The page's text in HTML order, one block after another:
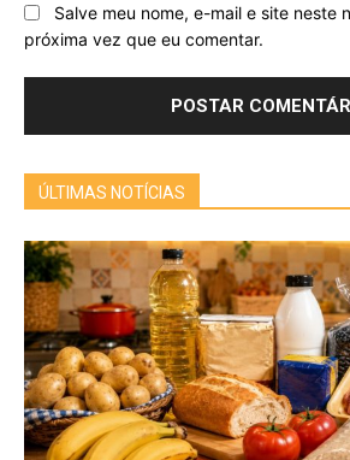
Salve meu nome, e-mail e site neste
próxima vez que eu comentar.
ÚLTIMAS NOTÍCIAS